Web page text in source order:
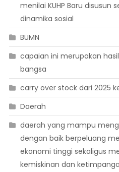
menilai KUHP Baru disusun
dinamika sosial
BUMN
capaian ini merupakan
bangsa
carry over stock dari 2025
Daerah
daerah yang mampu
dengan baik berpeluang
ekonomi tinggi sekaligus
kemiskinan dan